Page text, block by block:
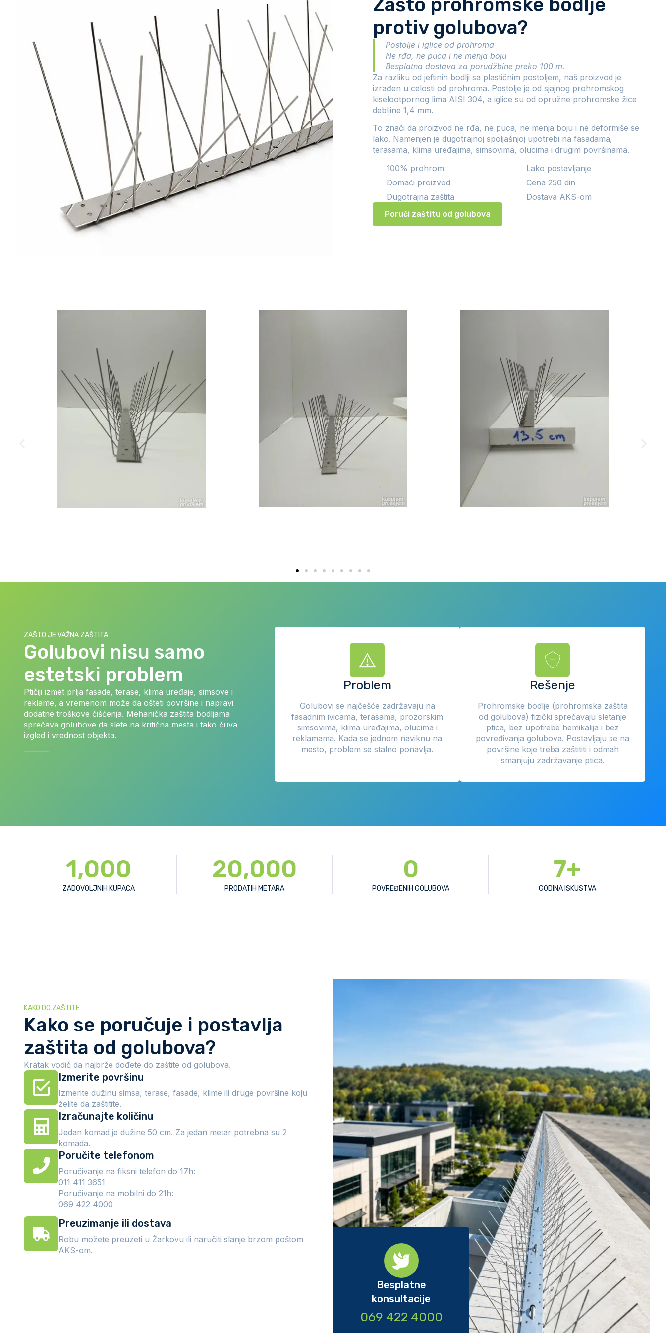
Zašto prohromske bodlje
protiv golubova?
Postolje i iglice od prohroma
Ne rđa, ne puca i ne menja boju
Besplatna dostava za porudžbine preko 100 m.
Za razliku od jeftinih bodlji sa plastičnim postoljem, naš proizvod je
izrađen u celosti od prohroma. Postolje je od sjajnog prohromskog
kiselootpornog lima AISI 304, a iglice su od opružne prohromske žice
debljine 1,4 mm.
To znači da proizvod ne rđa, ne puca, ne menja boju i ne deformiše se
lako. Namenjen je dugotrajnoj spoljašnjoj upotrebi na fasadama,
terasama, klima uređajima, simsovima, olucima i drugim površinama.
100% prohrom
Domaći proizvod
Dugotrajna zaštita
Lako postavljanje
Cena 250 din
Dostava AKS-om
Poruči zaštitu od golubova
ZAŠTO JE VAŽNA ZAŠTITA
Golubovi nisu samo
estetski problem
Ptičiji izmet prlja fasade, terase, klima uređaje, simsove i
reklame, a vremenom može da ošteti površine i napravi
dodatne troškove čišćenja. Mehanička zaštita bodljama
sprečava golubove da slete na kritična mesta i tako čuva
izgled i vrednost objekta.
Problem
Golubovi se najčešće zadržavaju na
fasadnim ivicama, terasama, prozorskim
simsovima, klima uređajima, olucima i
reklamama. Kada se jednom naviknu na
mesto, problem se stalno ponavlja.
Rešenje
Prohromske bodlje (prohromska zaštita
od golubova) fizički sprečavaju sletanje
ptica, bez upotrebe hemikalija i bez
povređivanja golubova. Postavljaju se na
površine koje treba zaštititi i odmah
smanjuju zadržavanje ptica.
ZADOVOLJNIH KUPACA
1,000
PRODATIH METARA
20,000
POVREĐENIH GOLUBOVA
0
GODINA ISKUSTVA
7+
KAKO DO ZAŠTITE
Kako se poručuje i postavlja
zaštita od golubova?
Kratak vodič da najbrže dođete do zaštite od golubova.
Izmerite površinu
Izmerite dužinu simsa, terase, fasade, klime ili druge površine koju
želite da zaštitite.
Izračunajte količinu
Jedan komad je dužine 50 cm. Za jedan metar potrebna su 2
komada.
Poručite telefonom
Poručivanje na fiksni telefon do 17h:
011 411 3651
Poručivanje na mobilni do 21h:
069 422 4000
Preuzimanje ili dostava
Robu možete preuzeti u Žarkovu ili naručiti slanje brzom poštom
AKS-om.
Besplatne
konsultacije
069 422 4000